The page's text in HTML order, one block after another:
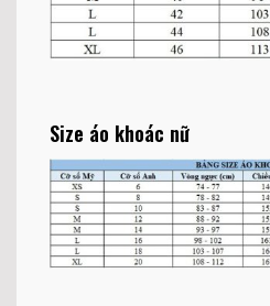
Size áo khoác nữ